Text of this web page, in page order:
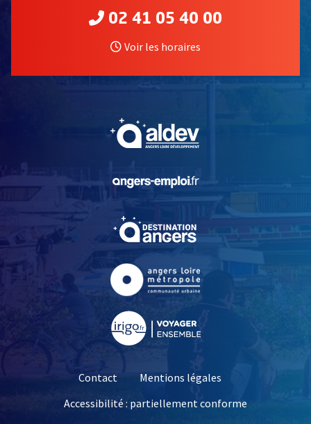
02 41 05 40 00
Voir les horaires
, Ouvre une nouvelle
, Ouvre une nouvelle
Contact
Mentions légales
Accessibilité : partiellement conforme